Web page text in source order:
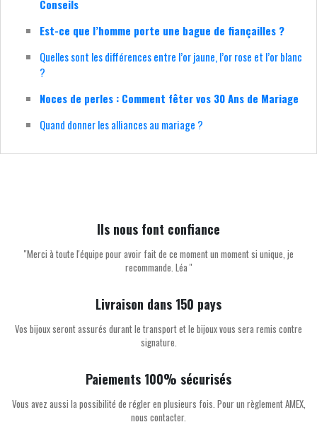
Conseils
Est-ce que l’homme porte une bague de fiançailles ?
Quelles sont les différences entre l’or jaune, l’or rose et l’or blanc
?
Noces de perles : Comment fêter vos 30 Ans de Mariage
Quand donner les alliances au mariage ?
Ils nous font confiance
''Merci à toute l'équipe pour avoir fait de ce moment un moment si unique, je
recommande. Léa ''
Livraison dans 150 pays
Vos bijoux seront assurés durant le transport et le bijoux vous sera remis contre
signature.
Paiements 100% sécurisés
Vous avez aussi la possibilité de régler en plusieurs fois. Pour un règlement AMEX,
nous contacter.